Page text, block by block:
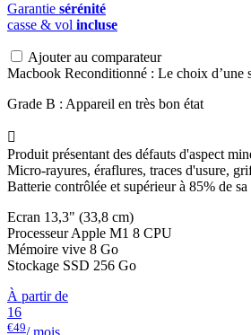
Garantie sérénité
casse & vol incluse
Ajouter au comparateur
Macbook Reconditionné : Le choix d’une
Grade B : Appareil en très bon état

Produit présentant des défauts d'aspect
Micro-rayures, éraflures, traces d'usure,
Batterie contrôlée et supérieur à 85% de
Ecran 13,3" (33,8 cm)
Processeur Apple M1 8 CPU
Mémoire vive 8 Go
Stockage SSD 256 Go
À partir de
16
€49